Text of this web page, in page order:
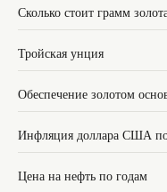
Сколько стоит грамм
Тройская унция
Обеспечение золотом
Инфляция доллара США
Цена на нефть по годам